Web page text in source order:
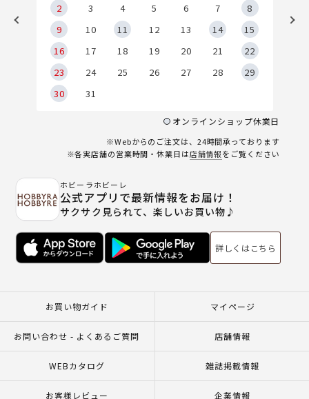
2
3 4 5 6 7
8
9
10 11 12 13 14
15
16
17 18 19 20 21
22
23
24 25 26 27 28
29
30
31
オンラインショップ休業日
※Webからのご注文は、24時間承っております
※各実店舗の営業時間・休業日は店舗情報をご覧ください
ホビーラホビーレ
公式アプリで最新情報をお届け！
サクサク見られて、楽しいお買い物♪
詳しくはこちら
お買い物ガイド マイページ
お問い合わせ - よくあるご質問 店舗情報
WEBカタログ 雑誌掲載情報
お客様レビュー 企業情報